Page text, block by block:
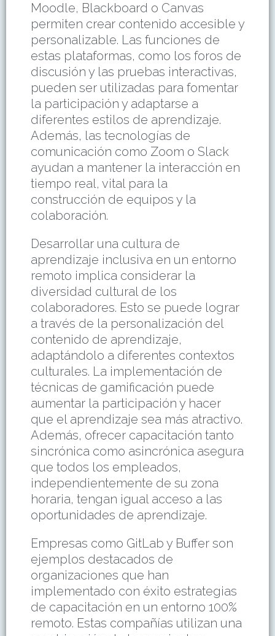
Moodle, Blackboard o Canvas
permiten crear contenido accesible y
personalizable. Las funciones de
estas plataformas, como los foros de
discusión y las pruebas interactivas,
pueden ser utilizadas para fomentar
la participación y adaptarse a
diferentes estilos de aprendizaje.
Además, las tecnologías de
comunicación como Zoom o Slack
ayudan a mantener la interacción en
tiempo real, vital para la
construcción de equipos y la
colaboración.
Desarrollar una cultura de
aprendizaje inclusiva en un entorno
remoto implica considerar la
diversidad cultural de los
colaboradores. Esto se puede lograr
a través de la personalización del
contenido de aprendizaje,
adaptándolo a diferentes contextos
culturales. La implementación de
técnicas de gamificación puede
aumentar la participación y hacer
que el aprendizaje sea más atractivo.
Además, ofrecer capacitación tanto
sincrónica como asincrónica asegura
que todos los empleados,
independientemente de su zona
horaria, tengan igual acceso a las
oportunidades de aprendizaje.
Empresas como GitLab y Buffer son
ejemplos destacados de
organizaciones que han
implementado con éxito estrategias
de capacitación en un entorno 100%
remoto. Estas compañías utilizan una